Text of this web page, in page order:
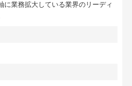
に業務拡大している業界のリーディ